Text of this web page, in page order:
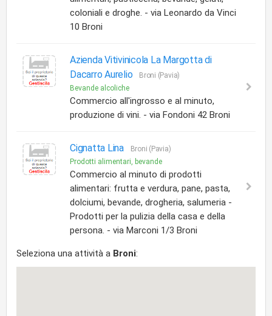
coloniali e droghe. - via Leonardo da Vinci
10 Broni
Azienda Vitivinicola La Margotta di
Dacarro Aurelio
Broni (Pavia)
Bevande alcoliche
Commercio all'ingrosso e al minuto,
produzione di vini. - via Fondoni 42 Broni
Cignatta Lina
Broni (Pavia)
Prodotti alimentari, bevande
Commercio al minuto di prodotti
alimentari: frutta e verdura, pane, pasta,
dolciumi, bevande, drogheria, salumeria -
Prodotti per la pulizia della casa e della
persona. - via Marconi 1/3 Broni
Seleziona una attività a Broni: